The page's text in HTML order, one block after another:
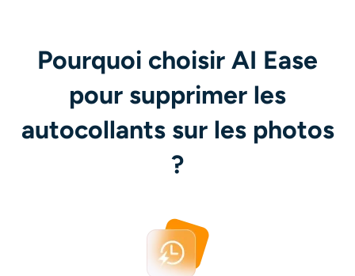
Pourquoi choisir AI Ease
pour supprimer les
autocollants sur les photos
?